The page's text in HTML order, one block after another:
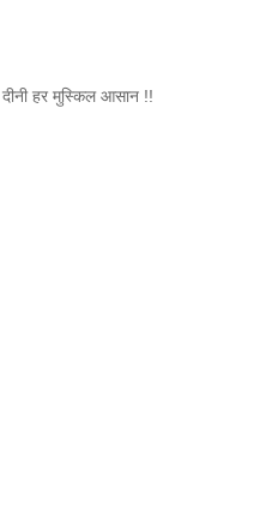
हर मुस्किल आसान !!